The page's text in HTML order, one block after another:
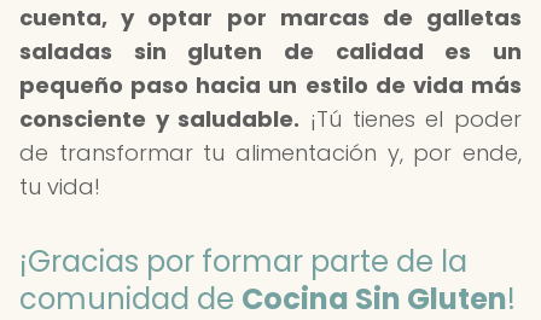
cuenta, y optar por marcas de galletas
saladas sin gluten de calidad es un
pequeño paso hacia un estilo de vida más
consciente y saludable. ¡Tú tienes el poder
de transformar tu alimentación y, por ende,
tu vida!
¡Gracias por formar parte de la
comunidad de Cocina Sin Gluten!